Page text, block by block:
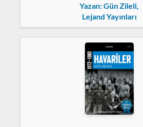
Yazan: Gün Zileli,
Lejand Yayınları